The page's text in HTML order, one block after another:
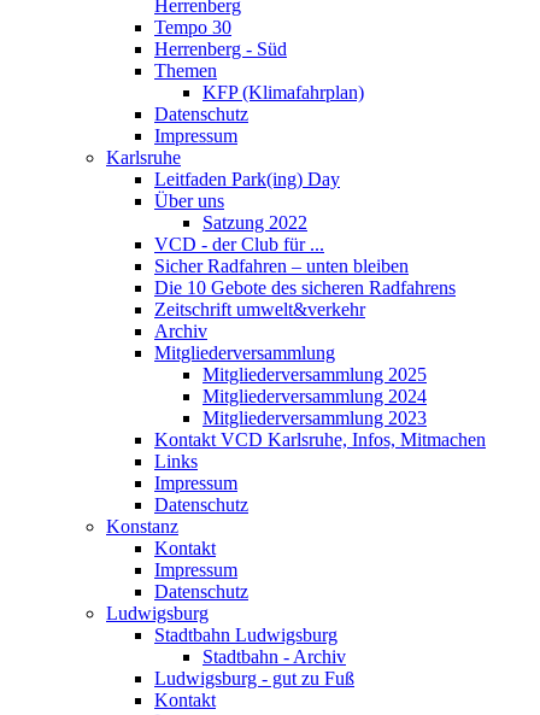
Herrenberg
Tempo 30
Herrenberg - Süd
Themen
KFP (Klimafahrplan)
Datenschutz
Impressum
Karlsruhe
Leitfaden Park(ing) Day
Über uns
Satzung 2022
VCD - der Club für ...
Sicher Radfahren – unten bleiben
Die 10 Gebote des sicheren Radfahrens
Zeitschrift umwelt&verkehr
Archiv
Mitgliederversammlung
Mitgliederversammlung 2025
Mitgliederversammlung 2024
Mitgliederversammlung 2023
Kontakt VCD Karlsruhe, Infos, Mitmachen
Links
Impressum
Datenschutz
Konstanz
Kontakt
Impressum
Datenschutz
Ludwigsburg
Stadtbahn Ludwigsburg
Stadtbahn - Archiv
Ludwigsburg - gut zu Fuß
Kontakt